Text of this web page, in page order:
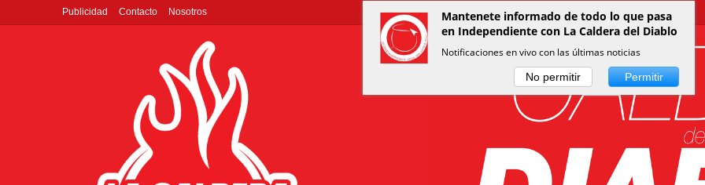
Publicidad Contacto Nosotros
Mantenete informado de todo lo que pasa
en Independiente con La Caldera del Diablo
Notificaciones en vivo con las últimas noticias
No permitir Permitir